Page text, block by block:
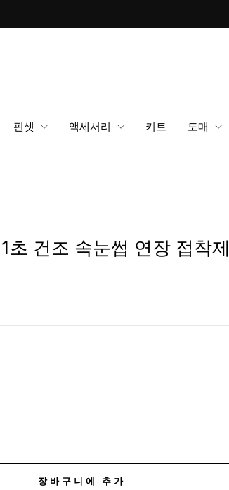
핀셋 액세서리 키트 도매
초 건조 속눈썹 연장 접착제
장바구니에 추가